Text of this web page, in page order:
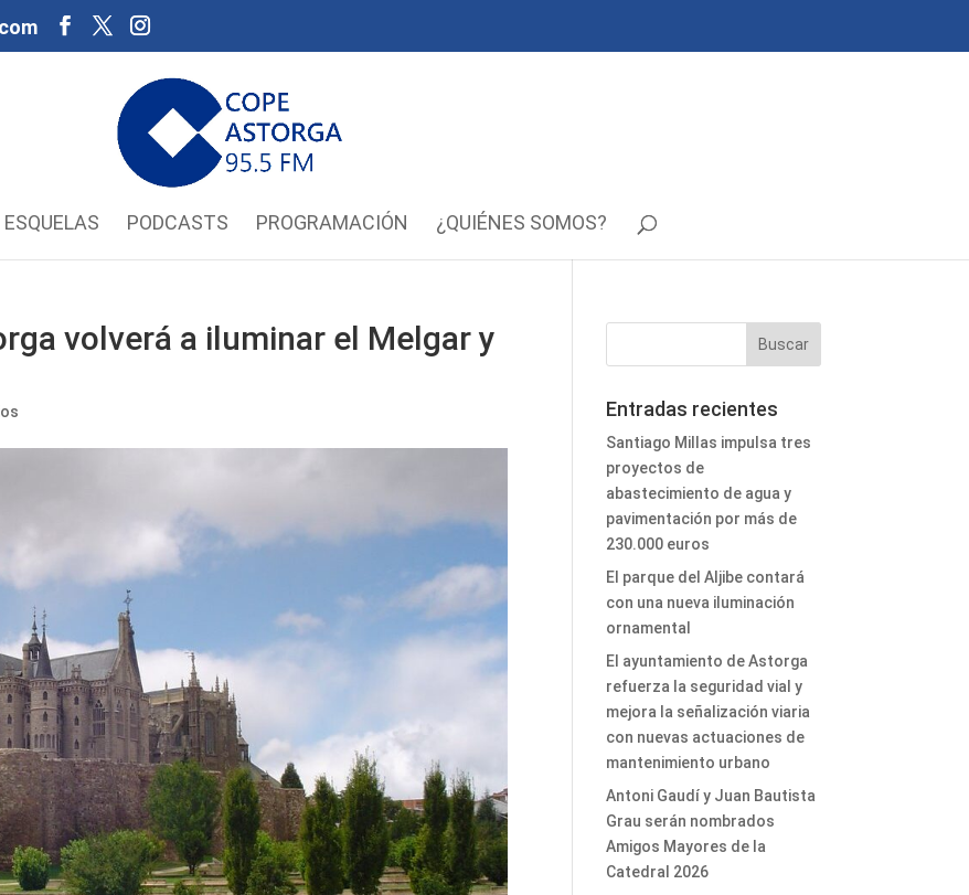
ESQUELAS PODCASTS PROGRAMACIÓN ¿QUIÉNES SOMOS?
volverá a iluminar el Melgar y
Entradas recientes
Santiago Millas impulsa tres
proyectos de
abastecimiento de agua y
pavimentación por más de
230.000 euros
El parque del Aljibe contará
con una nueva iluminación
ornamental
El ayuntamiento de Astorga
refuerza la seguridad vial y
mejora la señalización viaria
con nuevas actuaciones de
mantenimiento urbano
Antoni Gaudí y Juan Bautista
Grau serán nombrados
Amigos Mayores de la
Catedral 2026